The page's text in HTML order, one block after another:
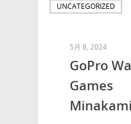
UNCATEGORIZED
5月 8, 2024
GoPro
Games